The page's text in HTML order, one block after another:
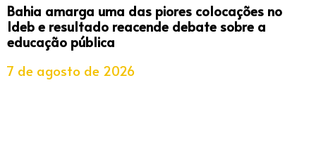
Bahia amarga uma das piores colocações no
Ideb e resultado reacende debate sobre a
educação pública
7 de agosto de 2026